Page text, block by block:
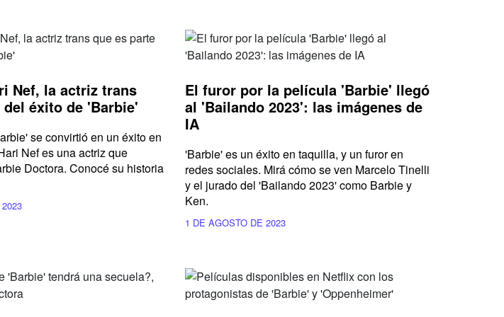
Nef, la actriz trans
éxito de 'Barbie'
se convirtió en un éxito en
Nef es una actriz que
Doctora. Conocé su historia
El furor por la película 'Barbie' llegó
al 'Bailando 2023': las imágenes de
IA
'Barbie' es un éxito en taquilla, y un furor en
redes sociales. Mirá cómo se ven Marcelo Tinelli
y el jurado del 'Bailando 2023' como Barbie y
Ken.
1 DE AGOSTO DE 2023